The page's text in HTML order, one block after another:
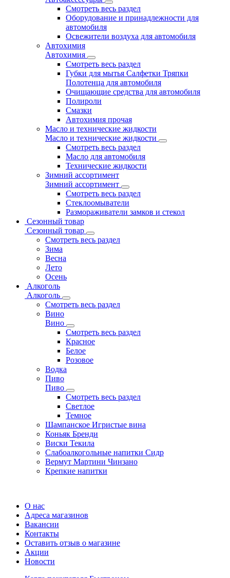
Смотреть весь раздел
Оборудование и принадлежности для
автомобиля
Освежители воздуха для автомобиля
Автохимия
Автохимия
Смотреть весь раздел
Губки для мытья Салфетки Тряпки
Полотенца для автомобиля
Очищающие средства для автомобиля
Полироли
Смазки
Автохимия прочая
Масло и технические жидкости
Масло и технические жидкости
Смотреть весь раздел
Масло для автомобиля
Технические жидкости
Зимний ассортимент
Зимний ассортимент
Смотреть весь раздел
Стеклоомыватели
Размораживатели замков и стекол
Сезонный товар
Сезонный товар
Смотреть весь раздел
Зима
Весна
Лето
Осень
Алкоголь
Алкоголь
Смотреть весь раздел
Вино
Вино
Смотреть весь раздел
Красное
Белое
Розовое
Водка
Пиво
Пиво
Смотреть весь раздел
Cветлое
Темное
Шампанское Игристые вина
Коньяк Бренди
Виски Текила
Слабоалкогольные напитки Сидр
Вермут Мартини Чинзано
Крепкие напитки
О нас
Адреса магазинов
Вакансии
Контакты
Оставить отзыв о магазине
Акции
Новости